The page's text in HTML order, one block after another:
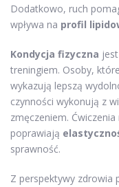
Dodatkowo, ruch
wpływa na profil
Kondycja fizyczna
treningiem. Osoby,
wykazują lepszą
czynności wykonują z
zmęczeniem.
poprawiają
sprawność.
Z perspektywy zdrowia